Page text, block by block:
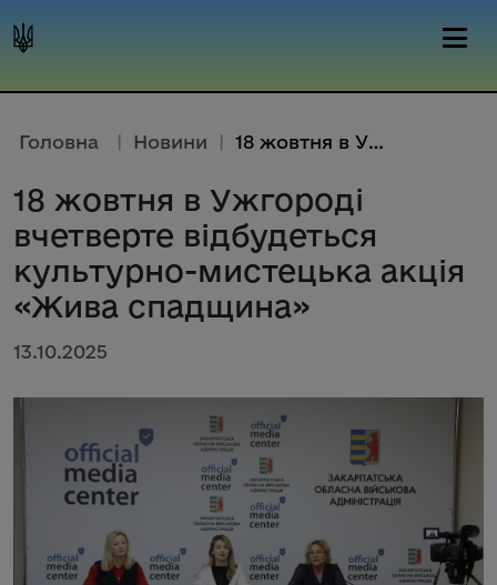
Головна | Новини | 18 жовтня в Ужгороді вчетверте...
18 жовтня в Ужгороді
вчетверте відбудеться
культурно-мистецька акція
«Жива спадщина»
13.10.2025